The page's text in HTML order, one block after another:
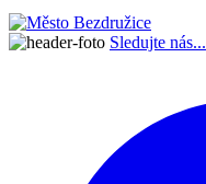
Sledujte nás...